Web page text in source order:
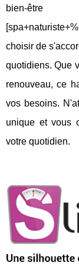
bien-
choisir de
quotidiens. Que
renouveau, ce
vos besoins.
unique et vous
votre quotidien.